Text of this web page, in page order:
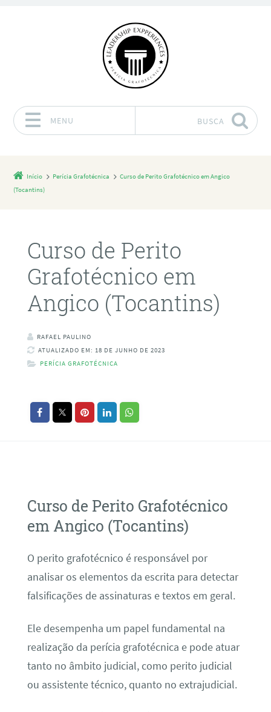
MENU BUSCA
Início Perícia Grafotécnica
Curso de Perito Grafotécnico em Angico
(Tocantins)
Curso de Perito
Grafotécnico em
Angico (Tocantins)
RAFAEL PAULINO
ATUALIZADO EM: 18 DE JUNHO DE 2023
PERÍCIA GRAFOTÉCNICA
Curso de Perito Grafotécnico
em Angico (Tocantins)
O perito grafotécnico é responsável por
analisar os elementos da escrita para detectar
falsificações de assinaturas e textos em geral.
Ele desempenha um papel fundamental na
realização da perícia grafotécnica e pode atuar
tanto no âmbito judicial, como perito judicial
ou assistente técnico, quanto no extrajudicial.